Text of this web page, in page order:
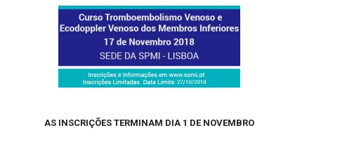
AS INSCRIÇÕES TERMINAM DIA 1 DE NOVEMBRO